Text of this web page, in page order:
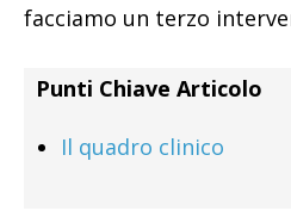
facciamo un terzo
Punti Chiave Articolo
Il quadro clinico